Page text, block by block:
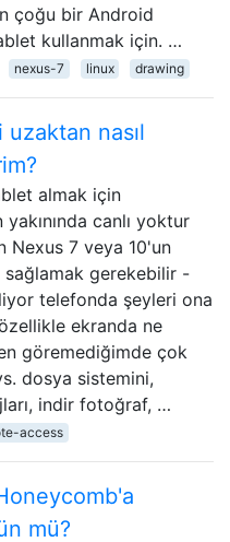
çoğu bir Android
kullanmak için. …
nexus-7 linux drawing
nasıl
almak için
canlı yoktur
Nexus 7 veya 10'un
sağlamak gerekebilir -
telefonda şeyleri ona
ekranda ne
göremediğimde çok
dosya sistemini,
indir fotoğraf, …
access
mü?